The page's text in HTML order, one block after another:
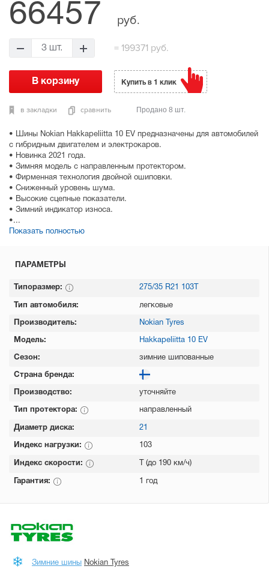
• Шины Nokian Hakkapeliitta 10 EV предназначены для автомобилей
с гибридным двигателем и электрокаров.
• Новинка 2021 года.
• Зимняя модель с направленным протектором.
• Фирменная технология двойной ошиповки.
• Сниженный уровень шума.
• Высокие сцепные показатели.
• Зимний индикатор износа.
•...
Показать полностью
66457 руб.
3 шт. = 199371 руб.
в закладки сравнить
Купить в 1 клик
Продано 8 шт.
ПАРАМЕТРЫ
Типоразмер: 275/35 R21 103T
Тип автомобиля: легковые
Производитель: Nokian Tyres
Модель: Hakkapeliitta 10 EV
Сезон: зимние шипованные
Страна бренда:
Производство: уточняйте
Тип протектора: направленный
Диаметр диска: 21
Индекс нагрузки: 103
Индекс скорости: T (до 190 км/ч)
Гарантия: 1 год
Зимние шины Nokian Tyres